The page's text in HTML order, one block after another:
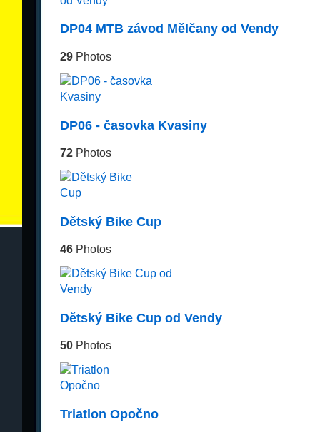
DP04 MTB závod Mělčany od Vendy
29Photos
DP06 - časovka Kvasiny
72Photos
Dětský Bike Cup
46Photos
Dětský Bike Cup od Vendy
50Photos
Triatlon Opočno